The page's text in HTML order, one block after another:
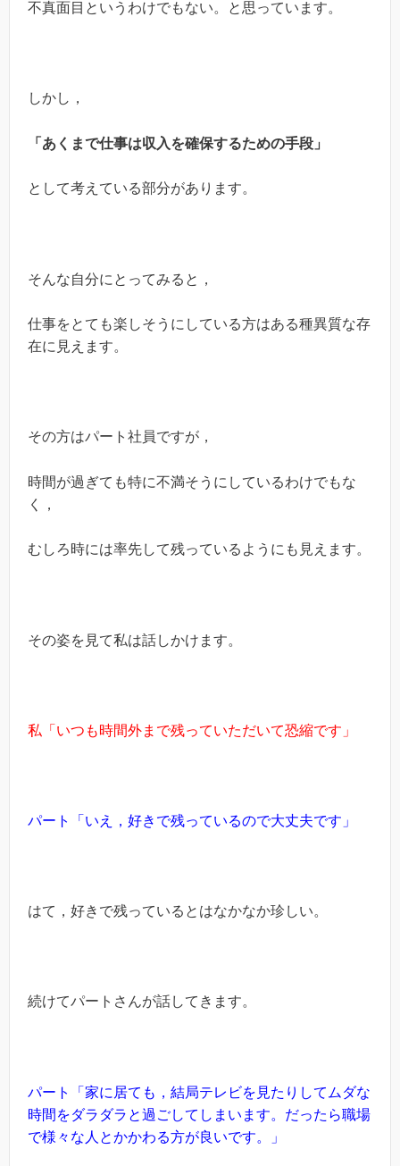
不真面目というわけでもない。と思っています。
しかし，
「あくまで仕事は収入を確保するための手段」
として考えている部分があります。
そんな自分にとってみると，
仕事をとても楽しそうにしている方はある種異質な存
在に見えます。
その方はパート社員ですが，
時間が過ぎても特に不満そうにしているわけでもな
く，
むしろ時には率先して残っているようにも見えます。
その姿を見て私は話しかけます。
私「いつも時間外まで残っていただいて恐縮です」
パート「いえ，好きで残っているので大丈夫です」
はて，好きで残っているとはなかなか珍しい。
続けてパートさんが話してきます。
パート「家に居ても，結局テレビを見たりしてムダな
時間をダラダラと過ごしてしまいます。 だったら職場
で様々な人とかかわる方が良いです。」